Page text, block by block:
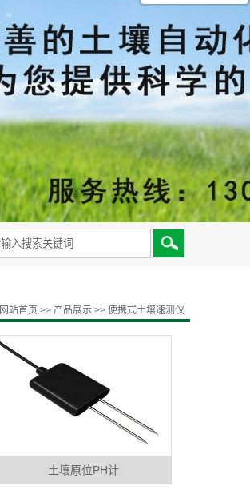
网站首页 >> 产品展示 >> 便携式土壤速测仪
土壤原位PH计